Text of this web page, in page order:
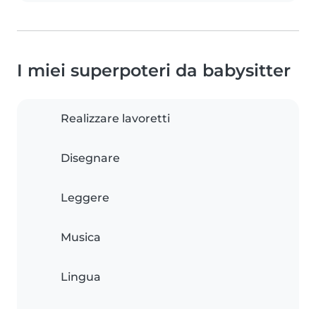
I miei superpoteri da babysitter
Realizzare lavoretti
Disegnare
Leggere
Musica
Lingua